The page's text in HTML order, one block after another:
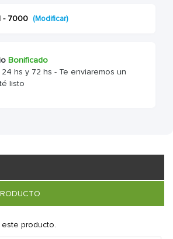
- 7000 (Modificar)
Bonificado
hs y 72 hs - Te enviaremos un
listo
producto.